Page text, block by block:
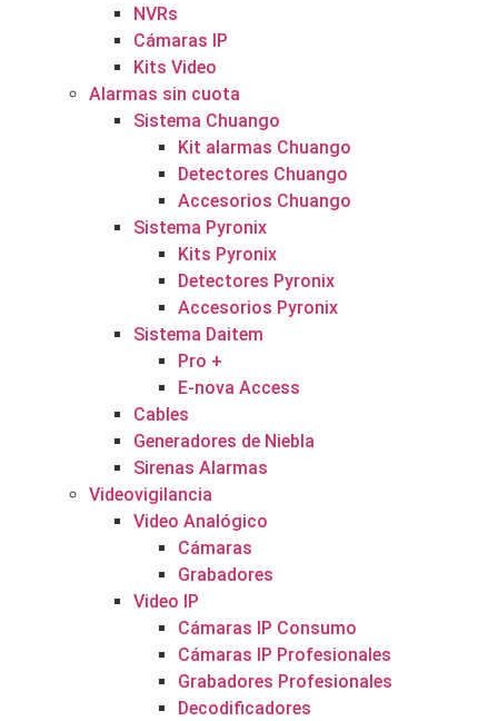
NVRs
Cámaras IP
Kits Video
Alarmas sin cuota
Sistema Chuango
Kit alarmas Chuango
Detectores Chuango
Accesorios Chuango
Sistema Pyronix
Kits Pyronix
Detectores Pyronix
Accesorios Pyronix
Sistema Daitem
Pro +
E-nova Access
Cables
Generadores de Niebla
Sirenas Alarmas
Videovigilancia
Video Analógico
Cámaras
Grabadores
Video IP
Cámaras IP Consumo
Cámaras IP Profesionales
Grabadores Profesionales
Decodificadores